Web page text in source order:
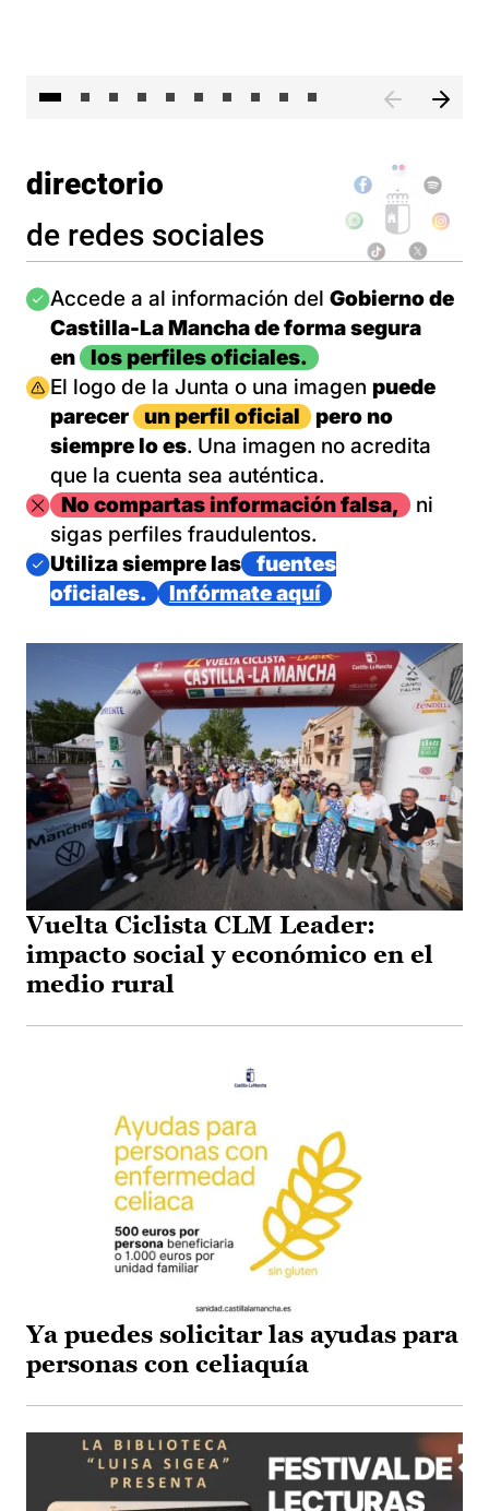
directorio
de redes sociales
Imagen
Accede a al información del Gobierno de
Castilla-La Mancha de forma segura
en
los perfiles oficiales.
Imagen
El logo de la Junta o una imagen puede
parecer
un perfil oficial
pero no
siempre lo es. Una imagen no acredita
que la cuenta sea auténtica.
ImagenNo compartas información falsa,
ni
sigas perfiles fraudulentos.
Imagen
Utiliza siempre las
fuentes
oficiales.
Infórmate aquí
Vuelta Ciclista CLM Leader:
impacto social y económico en el
medio rural
Ya puedes solicitar las ayudas para
personas con celiaquía